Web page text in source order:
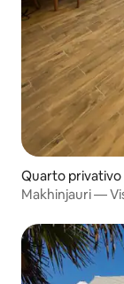
Quarto privativo
Makhinjauri —